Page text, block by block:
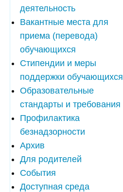
деятельность
Вакантные места для
приема (перевода)
обучающихся
Стипендии и меры
поддержки обучающихся
Образовательные
стандарты и требования
Профилактика
безнадзорности
Архив
Для родителей
События
Доступная среда